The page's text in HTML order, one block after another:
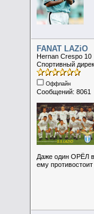
FANAT LAZiO
Hernan Crespo 10
Спортивный
Оффлайн
Сообщений: 8061
Даже один ОРЁЛ
ему